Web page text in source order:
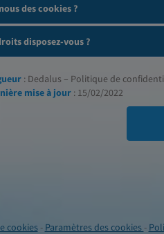
des cookies ?
disposez-vous ?
: Dedalus – Politique de
mise à jour : 15/02/2022
cookies- Paramètres des cookies -